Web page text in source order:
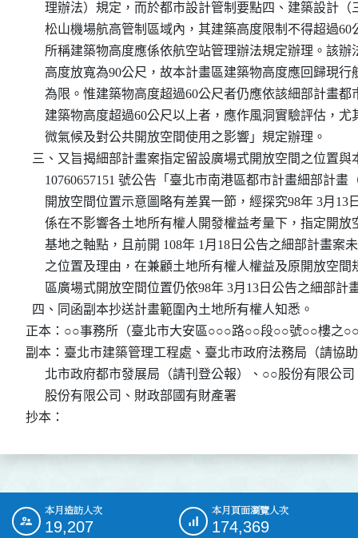
理辦法）規定，而於都市設計管制要點四、建築設計
松山機場航高管制區域內，其建築高度限制不得超過
所稱建築物高度應係依航空站管理辦法規定辦理。該
高度放寬為90公尺，故本計畫區建築物高度應回歸現
為限。惟建築物高度超過60公尺者仍應依該細部計畫
建築物高度超過60公尺以上者，應作風洞實驗評估，
      微氣候及對公共開放空間使用之影響」規定辦理。
三、又旨揭細部計畫案指定留設廣場式開放空間之位置與
10760657151 號公告「臺北市南港區都市計畫細部計
開放空間位置示意圖略有差異一節，經探究98年 3月
係在不影響各土地所有權人開發權益考量下，指定開
基地之軸點，且前開 108年 1月18日公告之細部計畫
之位置及理由，在兼顧土地所有權人權益及原開放空
區廣場式開放空間位置仍依98年 3月13日公告之細部計
  四、同函副本抄送計畫範圍內土地所有權人知悉。
正本：○○事務所（臺北市大安區○○○路○○段○○號○○樓之
副本：臺北市建築管理工程處、臺北市政府法務局（請協
北市政府都市發展局（請刊登公報）、○○股份有限公
      股份有限公司、財政部國有財產署
抄本：
::: 本月造訪人次
19,207
本月頁面瀏覽人次
174,369